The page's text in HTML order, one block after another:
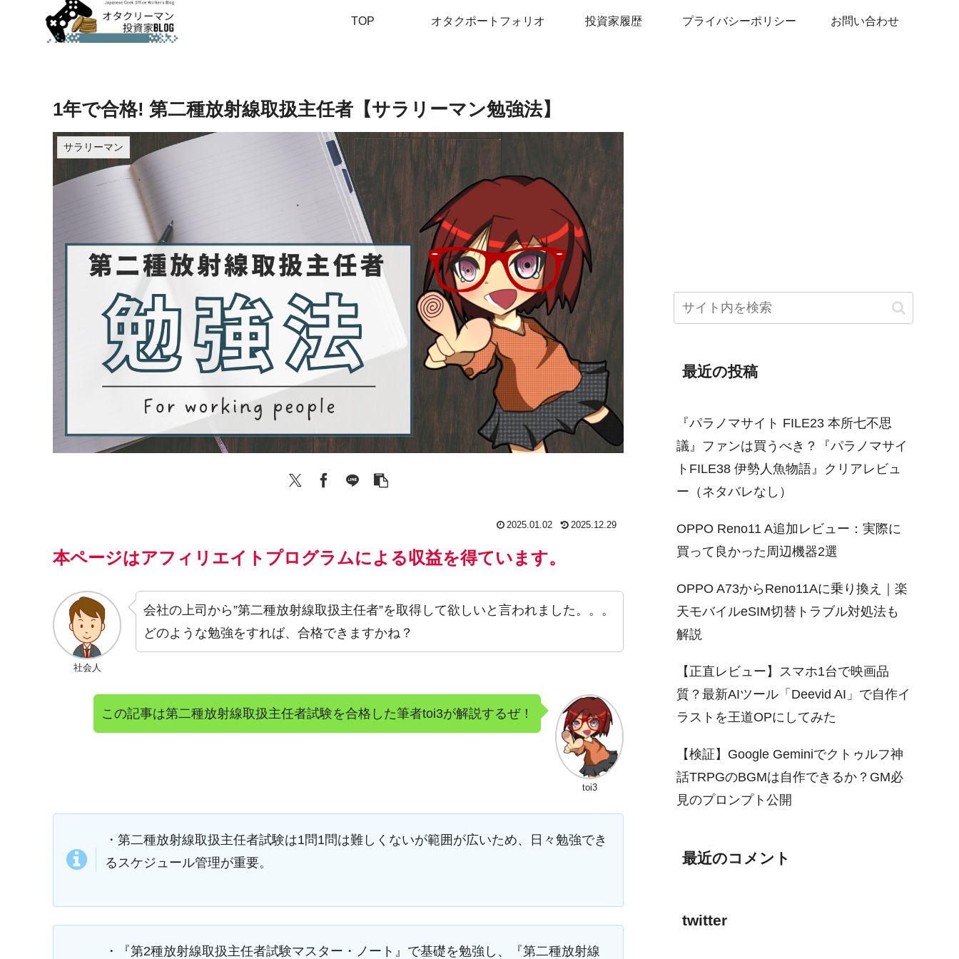
TOP オタクポートフォリオ 投資家履歴 プライバシーポリシー お問い合わせ
1年で合格! 第二種放射線取扱主任者【サラリーマン勉強法】
サラリーマン
2025.01.02 2025.12.29
本ページはアフィリエイトプログラムによる収益を得ています。
社会人
会社の上司から”第二種放射線取扱主任者”を取得して欲しいと言われました。。。
どのような勉強をすれば、合格できますかね？
toi3
この記事は第二種放射線取扱主任者試験を合格した筆者toi3が解説するぜ！
・第二種放射線取扱主任者試験は1問1問は難しくないが範囲が広いため、日々勉強でき
るスケジュール管理が重要。
・『第2種放射線取扱主任者試験マスター・ノート』で基礎を勉強し、『第二種放射線
最近の投稿
『パラノマサイト FILE23 本所七不思
議』ファンは買うべき？『パラノマサイ
トFILE38 伊勢人魚物語』クリアレビュ
ー（ネタバレなし）
OPPO Reno11 A追加レビュー：実際に
買って良かった周辺機器2選
OPPO A73からReno11Aに乗り換え｜楽
天モバイルeSIM切替トラブル対処法も
解説
【正直レビュー】スマホ1台で映画品
質？最新AIツール「Deevid AI」で自作イ
ラストを王道OPにしてみた
【検証】Google Geminiでクトゥルフ神
話TRPGのBGMは自作できるか？GM必
見のプロンプト公開
最近のコメント
twitter